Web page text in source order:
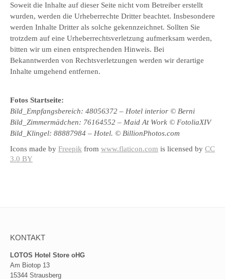
Soweit die Inhalte auf dieser Seite nicht vom Betreiber erstellt
wurden, werden die Urheberrechte Dritter beachtet. Insbesondere
werden Inhalte Dritter als solche gekennzeichnet. Sollten Sie
trotzdem auf eine Urheberrechtsverletzung aufmerksam werden,
bitten wir um einen entsprechenden Hinweis. Bei
Bekanntwerden von Rechtsverletzungen werden wir derartige
Inhalte umgehend entfernen.
Fotos Startseite:
Bild_Empfangsbereich: 48056372 – Hotel interior © Berni
Bild_Zimmermädchen: 76164552 – Maid At Work © FotoliaXIV
Bild_Klingel: 88887984 – Hotel. © BillionPhotos.com
Icons made by Freepik from www.flaticon.com is licensed by CC
3.0 BY
KONTAKT
LOTOS Hotel Store oHG
Am Biotop 13
15344 Strausberg